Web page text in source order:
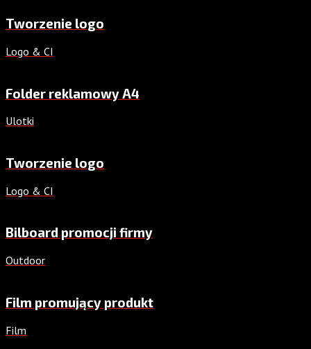
Tworzenie logo
Logo & CI
Folder reklamowy A4
Ulotki
Tworzenie logo
Logo & CI
Bilboard promocji firmy
Outdoor
Film promujący produkt
Film